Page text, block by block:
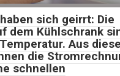
sich geirrt: Die
dem Kühlschrank
Aus
die
schnellen